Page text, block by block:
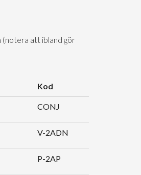
(notera att ibland gör
Kod
CONJ
V-2ADN
P-2AP